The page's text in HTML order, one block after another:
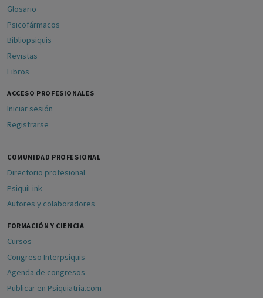
Glosario
Psicofármacos
Bibliopsiquis
Revistas
Libros
ACCESO PROFESIONALES
Iniciar sesión
Registrarse
COMUNIDAD PROFESIONAL
Directorio profesional
PsiquiLink
Autores y colaboradores
FORMACIÓN Y CIENCIA
Cursos
Congreso Interpsiquis
Agenda de congresos
Publicar en Psiquiatria.com